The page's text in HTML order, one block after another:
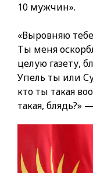
10 мужчин».
«Выровняю
Ты меня
целую газету,
Упель ты или
кто ты такая
такая, блядь?»